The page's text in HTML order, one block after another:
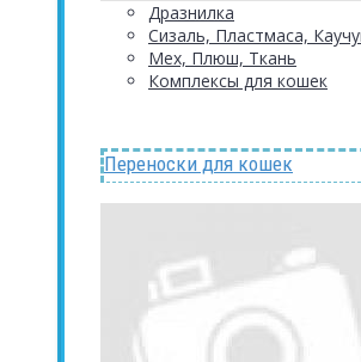
Дразнилка
Сизаль, Пластмаса,
Мех, Плюш, Ткань
Комплексы для кошек
Переноски для кошек